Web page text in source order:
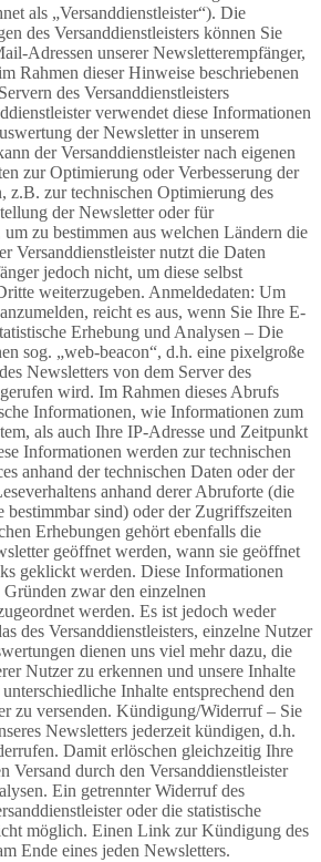
als „Versanddienstleister“). Die
des Versanddienstleisters können Sie
Adressen unserer Newsletterempfänger,
Rahmen dieser Hinweise beschriebenen
des Versanddienstleisters
verwendet diese Informationen
der Newsletter in unserem
der Versanddienstleister nach eigenen
zur Optimierung oder Verbesserung der
z.B. zur technischen Optimierung des
der Newsletter oder für
zu bestimmen aus welchen Ländern die
Versanddienstleister nutzt die Daten
jedoch nicht, um diese selbst
weiterzugeben. Anmeldedaten: Um
reicht es aus, wenn Sie Ihre E-
Erhebung und Analysen – Die
sog. „web-beacon“, d.h. eine pixelgroße
Newsletters von dem Server des
wird. Im Rahmen dieses Abrufs
Informationen, wie Informationen zum
als auch Ihre IP-Adresse und Zeitpunkt
Informationen werden zur technischen
anhand der technischen Daten oder der
anhand derer Abruforte (die
sind) oder der Zugriffszeiten
Erhebungen gehört ebenfalls die
geöffnet werden, wann sie geöffnet
geklickt werden. Diese Informationen
zwar den einzelnen
werden. Es ist jedoch weder
des Versanddienstleisters, einzelne Nutzer
dienen uns viel mehr dazu, die
Nutzer zu erkennen und unsere Inhalte
Inhalte entsprechend den
zu versenden. Kündigung/Widerruf – Sie
Newsletters jederzeit kündigen, d.h.
Damit erlöschen gleichzeitig Ihre
Versand durch den Versanddienstleister
Ein getrennter Widerruf des
oder die statistische
möglich. Einen Link zur Kündigung des
Ende eines jeden Newsletters.